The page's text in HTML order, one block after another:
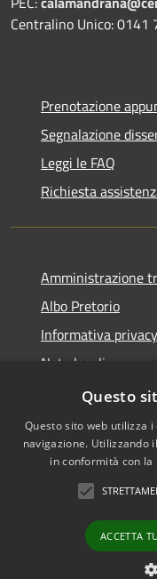
Centralino Unico: 0141
Prenotazione
Segnalazione
Leggi le FAQ
Richiesta
Amministrazione
Albo Pretorio
Informativa privacy
Note legali
Dichiarazione di
Accessibilità
Questo
Questo sito web utilizza
navigazione. Utilizzando
in conformità con la
ACCETTA